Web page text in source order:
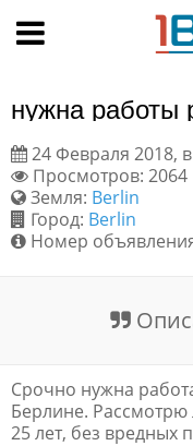
Поиск
Пользовательское
Правила доски
Цены на услуги
нужна работы
24 Февраля 2018,
Просмотров: 2064
Земля: Berlin
Город: Berlin
Номер
Срочно нужна
Берлине.
25 лет, без вредных